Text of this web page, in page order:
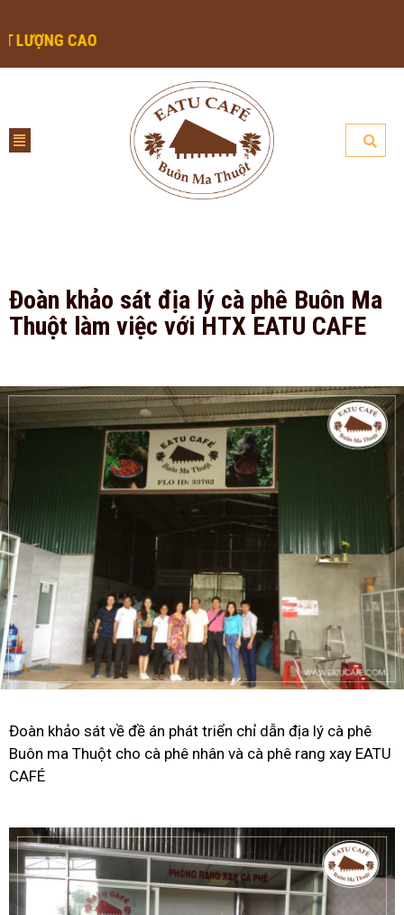
Đoàn khảo sát địa lý cà phê Buôn Ma
Thuột làm việc với HTX EATU CAFE
Đoàn khảo sát về đề án phát triển chỉ dẫn địa lý cà phê
Buôn ma Thuột cho cà phê nhân và cà phê rang xay EATU
CAFÉ